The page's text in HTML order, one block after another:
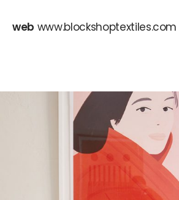
web www.blockshoptextiles.com